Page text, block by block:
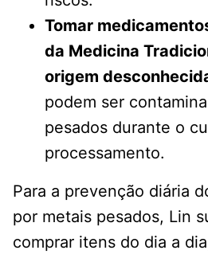
Tomar
da Medicina
origem
podem ser
pesados ​​durante o
processamento.
Para a prevenção diária
por metais pesados, Lin
comprar itens do dia a